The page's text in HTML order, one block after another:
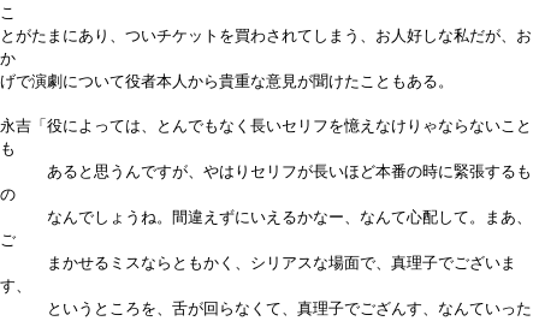
こ
とがたまにあり、ついチケットを買わされてしまう、お人好しな私だが、お
か
げで演劇について役者本人から貴重な意見が聞けたこともある。
永吉「役によっては、とんでもなく長いセリフを憶えなけりゃならないこと
も
あると思うんですが、やはりセリフが長いほど本番の時に緊張するも
の
なんでしょうね。間違えずにいえるかなー、なんて心配して。まあ、
ご
まかせるミスならともかく、シリアスな場面で、真理子でございま
す、
というところを、舌が回らなくて、真理子でござんす、なんていった